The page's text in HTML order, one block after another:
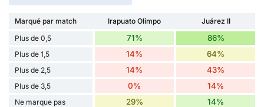
Marqué par match Irapuato Olimpo
Juárez II
Plus de 0,5
71% 86%
Plus de 1,5 14% 64%
Plus de 2,5 14% 43%
Plus de 3,5 0% 14%
Ne marque pas 29% 14%